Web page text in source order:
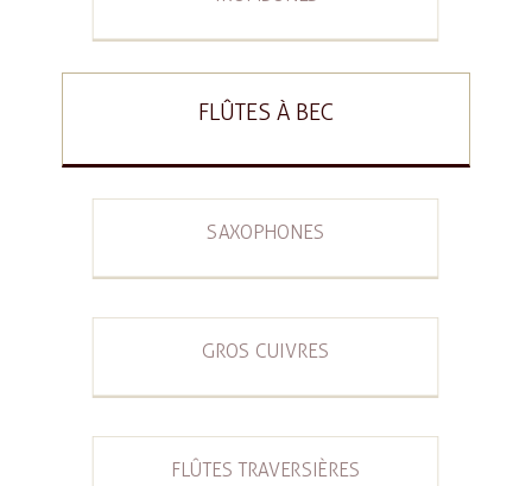
FLÛTES À BEC
SAXOPHONES
GROS CUIVRES
FLÛTES TRAVERSIÈRES